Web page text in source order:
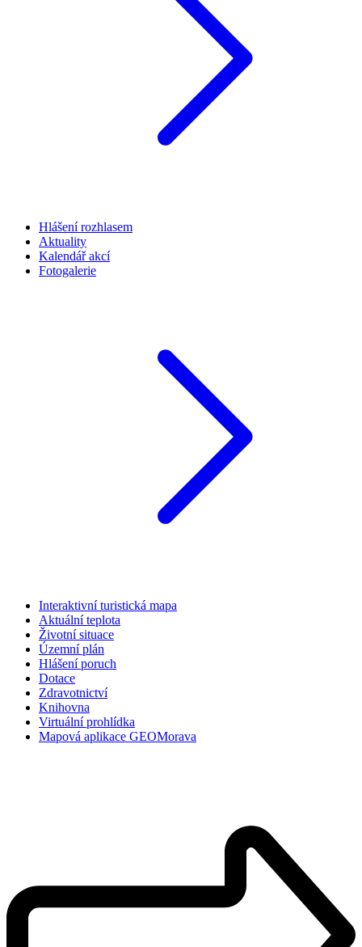
Hlášení rozhlasem
Aktuality
Kalendář akcí
Fotogalerie
Interaktivní turistická mapa
Aktuální teplota
Životní situace
Územní plán
Hlášení poruch
Dotace
Zdravotnictví
Knihovna
Virtuální prohlídka
Mapová aplikace GEOMorava